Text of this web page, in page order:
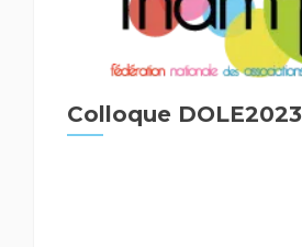
Colloque DOLE2023